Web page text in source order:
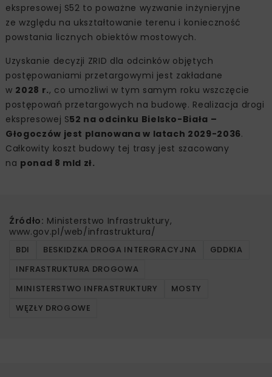
ekspresowej S52 to poważne wyzwanie inżynieryjne
ze względu na ukształtowanie terenu i konieczność
powstania licznych obiektów mostowych.
Uzyskanie decyzji ZRID dla odcinków objętych
postępowaniami przetargowymi jest zakładane
w 2028 r., co umożliwi w tym samym roku wszczęcie
postępowań przetargowych na budowę. Realizacja drogi
ekspresowej S52 na odcinku Bielsko-Biała –
Głogoczów jest planowana w latach 2029-2036.
Całkowity koszt budowy tej trasy jest szacowany
na ponad 8 mld zł.
Źródło: Ministerstwo Infrastruktury,
www.gov.pl/web/infrastruktura/
BDI BESKIDZKA DROGA INTERGRACYJNA
GDDKIA
INFRASTRUKTURA DROGOWA
MINISTERSTWO INFRASTRUKTURY
MOSTY
WĘZŁY DROGOWE